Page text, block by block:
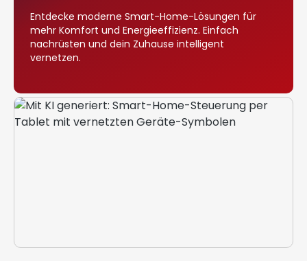
Entdecke moderne Smart-Home-Lösungen für
mehr Komfort und Energieeffizienz. Einfach
nachrüsten und dein Zuhause intelligent
vernetzen.